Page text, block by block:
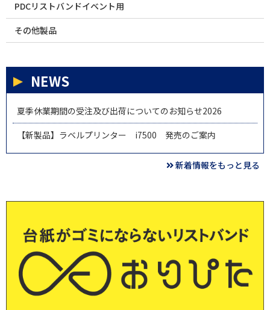
PDCリストバンドイベント用
その他製品
NEWS
夏季休業期間の受注及び出荷についてのお知らせ2026
【新製品】ラベルプリンター i7500 発売のご案内
新着情報をもっと見る